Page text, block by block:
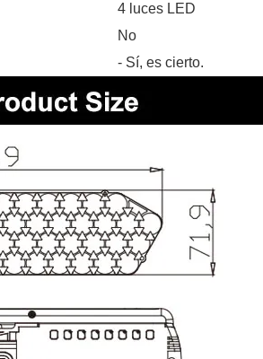
4 luces LED
No
- Sí, es cierto.